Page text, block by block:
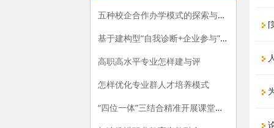
五种校企合作办学模式的探索与实践
基于建构型“自我诊断+企业参与”的专业评价指标体系构建研究
高职高水平专业怎样建与评
怎样优化专业群人才培养模式
“四位一体”三结合精准开展课堂教学评价的探索与实践
[